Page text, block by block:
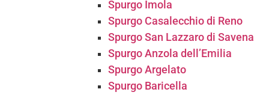
Spurgo Imola
Spurgo Casalecchio di Reno
Spurgo San Lazzaro di Savena
Spurgo Anzola dell’Emilia
Spurgo Argelato
Spurgo Baricella